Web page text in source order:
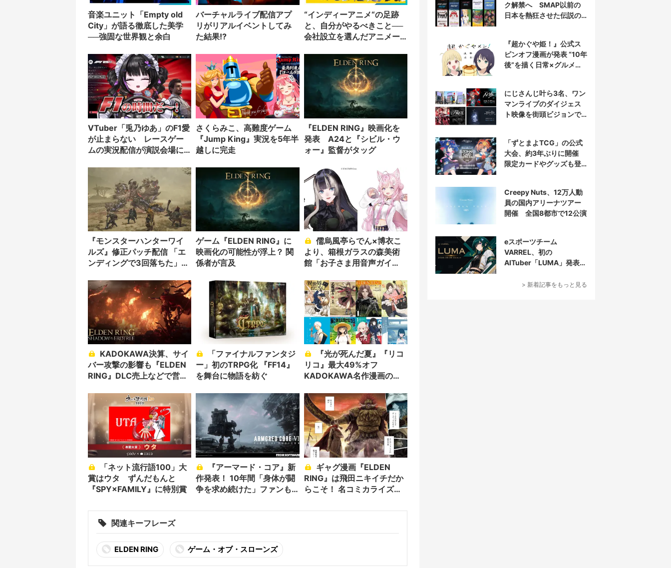
音楽ユニット「Empty old
City」が語る徹底した美学
──強固な世界観と余白
バーチャルライブ配信アプ
リがリアルイベントしてみ
た結果!?
“インディーアニメ“の足跡
と、自分がやるべきこと──
会社設立を選んだアニメー
VTuber「兎乃ゆあ」のF1愛
が止まらない レースゲー
ムの実況配信が演説会場に
さくらみこ、高難度ゲーム
『Jump King』実況を5年半
越しに完走
『ELDEN RING』映画化を
発表 A24と『シビル・ウ
ォー』監督がタッグ
『モンスターハンターワイ
ルズ』修正パッチ配信 「エ
ンディングで3回落ちた」な
ゲーム『ELDEN RING』に
映画化の可能性が浮上？ 関
係者が言及
より、箱根ガラスの森美術
館「お子さま用音声ガイ
バー攻撃の影響も『ELDEN
RING』DLC売上などで営業
ー」初のTRPG化 『FF14』
を舞台に物語を紡ぐ
リコ』最大49%オフ
KADOKAWA名作漫画の
賞はウタ ずんだもんと
『SPY×FAMILY』に特別賞
作発表！ 10年間「身体が闘
争を求め続けた」ファンも
RING』は飛田ニキイチだか
らこそ！ 名コミカライズ誕
関連キーフレーズ
ELDEN RING ゲーム・オブ・スローンズ
ク解禁へ SMAP以前の
日本を熱狂させた伝説の
『超かぐや姫！』公式ス
ピンオフ漫画が発表 “10年
後”を描く日常×グルメ作
にじさんじ叶ら3名、ワン
マンライブのダイジェス
ト映像を街頭ビジョンで
「ずとまよTCG」の公式
大会、約3年ぶりに開催
限定カードやグッズも登
Creepy Nuts、12万人動
員の国内アリーナツアー
開催 全国8都市で12公演
eスポーツチーム
VARREL、初の
AITuber「LUMA」発表
とコラボ> 新着記事をもっと見る